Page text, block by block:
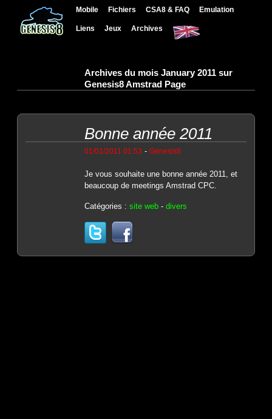
Mobile Fichiers CSA8 & FAQ Emulation
Liens Jeux Archives
Archives du mois January 2011 sur
Genesis8 Amstrad Page
Bonne année 2011
01/01/2011 01:53 - Genesis8
Je vous souhaite une bonne année 2011, et
beaucoup de meetings Amstrad CPC.
Catégories : site web- divers